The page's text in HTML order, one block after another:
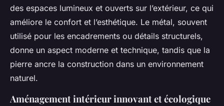
des espaces lumineux et ouverts sur l’extérieur, ce qui
améliore le confort et l’esthétique. Le métal, souvent
utilisé pour les encadrements ou détails structurels,
donne un aspect moderne et technique, tandis que la
pierre ancre la construction dans un environnement
naturel.
Aménagement intérieur innovant et écologique